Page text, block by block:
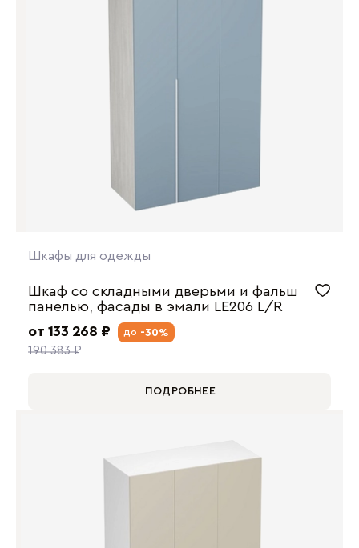
Шкафы для одежды
Шкаф со складными дверьми и фальш
панелью, фасады в эмали LE206 L/R
от 133 268 ₽
190 383 ₽
до -30%
ПОДРОБНЕЕ